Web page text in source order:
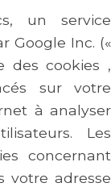
un service
Google Inc. («
des cookies ,
sur votre
à analyser
Les
concernant
votre adresse